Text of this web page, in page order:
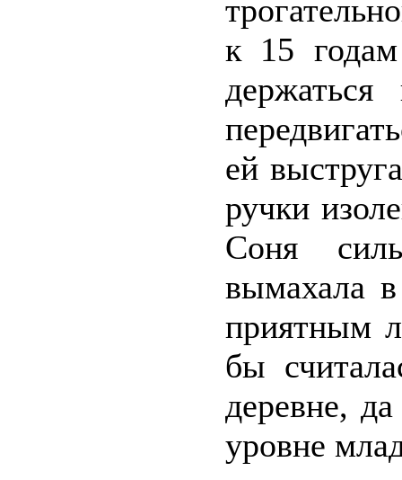
к 15
ей
ручки
Соня
вымахала
приятным
бы
деревне,
уровне